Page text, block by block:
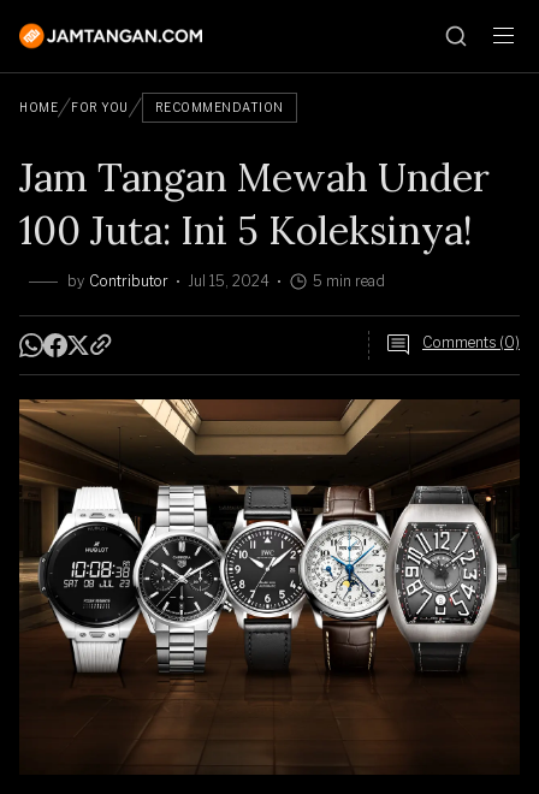
HOME FOR YOU RECOMMENDATION
Jam Tangan Mewah Under
100 Juta: Ini 5 Koleksinya!
by Contributor Jul 15, 2024 5 min read
Comments (0)